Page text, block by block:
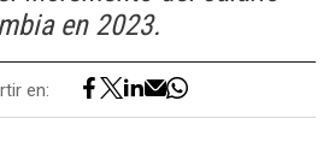
en 2023.
en: